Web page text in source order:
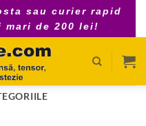
sau curier rapid
mari de 200 lei!